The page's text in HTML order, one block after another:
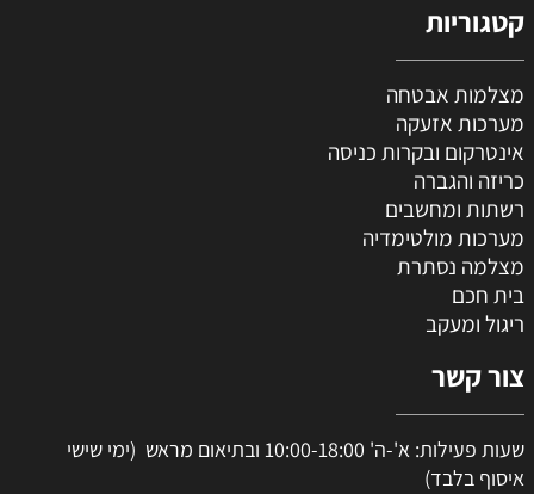
קטגוריות
מצלמות אבטחה
מערכות אזעקה
אינטרקום ובקרות כניסה
כריזה והגברה
רשתות ומחשבים
מערכות מולטימדיה
מצלמה נסתרת
בית חכם
ריגול ומעקב
צור קשר
שעות פעילות: א'-ה' 10:00-18:00 ובתיאום מראש (ימי שישי
איסוף בלבד)